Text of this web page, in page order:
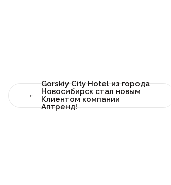
Gorskiy City Hotel из города
Новосибирск стал новым
Клиентом компании
Аптренд!